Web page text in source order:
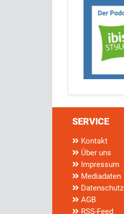
SERVICE
Kontakt
Über uns
Impressum
Mediadaten
Datenschutz
AGB
RSS-Feed